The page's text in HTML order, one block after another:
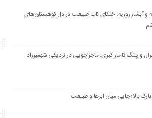
و آبشار روزیه؛ خنکای ناب طبیعت در دل کوهستان‌های
و پلنگ تا مار کبری؛ ماجراجویی در نزدیکی شهمیرزاد
بالا؛ جایی میان ابرها و طبیعت